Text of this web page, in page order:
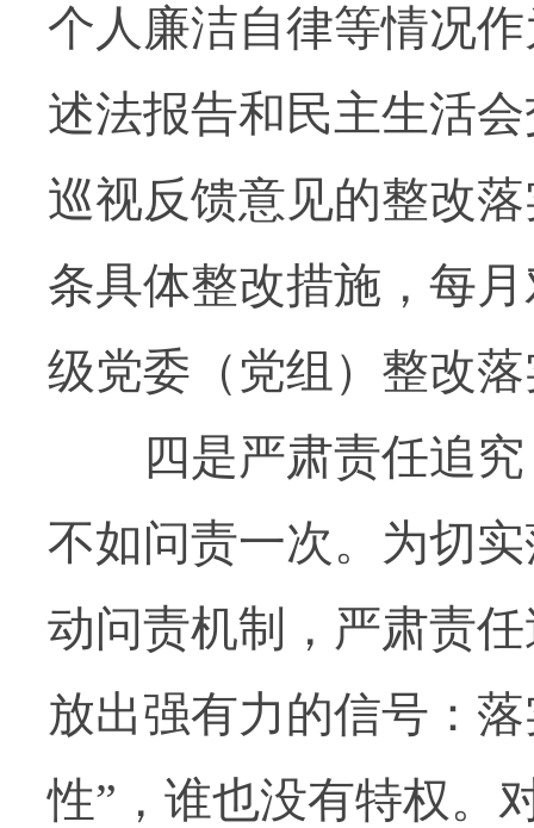
个人廉洁自律等情况
述法报告和民主生活
巡视反馈意见的整改
条具体整改措施，每
级党委（党组）整改
四是严肃责任追究
不如问责一次。为切
动问责机制，严肃责
放出强有力的信号：
性”，谁也没有特权。